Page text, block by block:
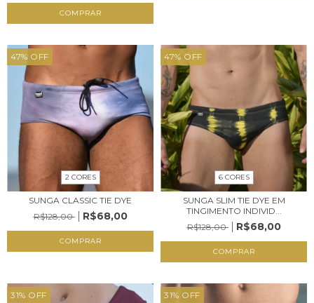
COMPRAR
47% OFF
2 CORES
SUNGA CLASSIC TIE DYE
R$128,00
R$68,00
COMPRAR
47% OFF
6 CORES
SUNGA SLIM TIE DYE EM
TINGIMENTO INDIVID...
R$128,00
R$68,00
COMPRAR
31% OFF 31% OFF